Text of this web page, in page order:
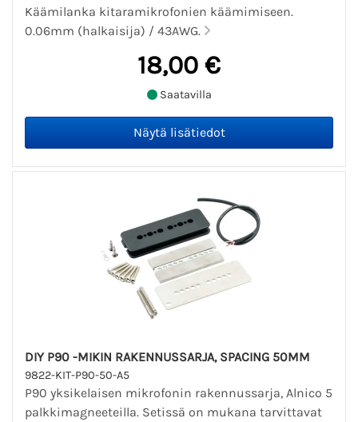
Käämilanka kitaramikrofonien käämimiseen.
0.06mm (halkaisija) / 43AWG.
18,00 €
Saatavilla
DIY P90 -MIKIN RAKENNUSSARJA, SPACING 50MM
9822-KIT-P90-50-A5
P90 yksikelaisen mikrofonin rakennussarja, Alnico 5
palkkimagneeteilla. Setissä on mukana tarvittavat